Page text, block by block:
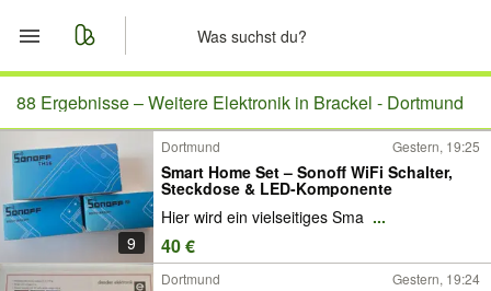
Start
Merkliste
Nachrichten
Anzeige aufgeben
88 Ergebnisse –Weitere Elektronik in Brackel - Dortmund
9
Dortmund Gestern, 19:25
Smart Home Set – Sonoff WiFi Schalter,
Steckdose & LED-Komponente
Hier wird ein vielseitiges Sma ...
40 €
Dortmund Gestern, 19:24